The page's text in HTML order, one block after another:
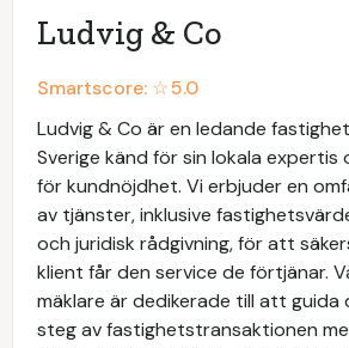
Ludvig & Co
Smartscore: ☆5.0
Ludvig & Co är en ledande
Sverige känd för sin lokala expertis
för kundnöjdhet. Vi erbjuder en
av tjänster, inklusive
och juridisk rådgivning, för att
klient får den service de förtjänar.
mäklare är dedikerade till att guida
steg av fastighetstransaktionen